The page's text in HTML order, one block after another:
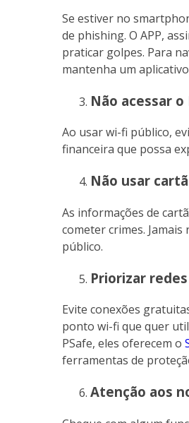
Se estiver no
de phishing. O APP,
praticar golpes. Para
mantenha um
Não acessar
Ao usar wi-fi público,
financeira que possa
Não usar
As informações de
cometer crimes.
público.
Priorizar
Evite conexões
ponto wi-fi que quer
PSafe, eles oferecem o
ferramentas de
Atenção aos